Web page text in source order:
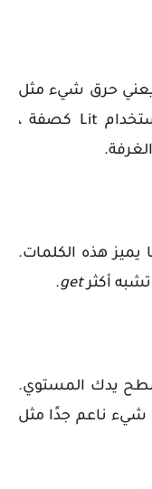
حرق شيء مثل
شمعة أو سيجارة. يمكن أيضًا استخدام Lit كصفة ،
هذه الكلمات.
تشبه أكثرget
.
يدك المستوي.
ناعم جدًا مثل